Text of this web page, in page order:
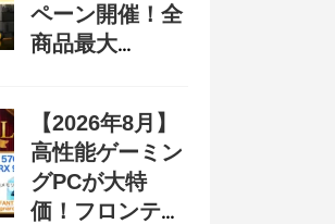
ペーン開催！全
商品最大
31日まで
【2026年8月】
高性能ゲーミン
グPCが大特
価！フロンティ